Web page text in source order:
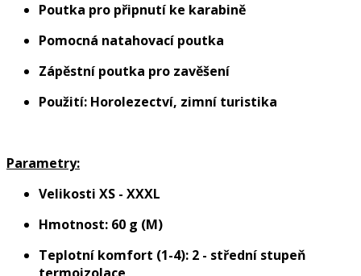
Poutka pro připnutí ke karabině
Pomocná natahovací poutka
Zápěstní poutka pro zavěšení
Použití: Horolezectví, zimní turistika
Parametry:
Velikosti XS - XXXL
Hmotnost: 60 g (M)
Teplotní komfort (1-4): 2 - střední stupeň